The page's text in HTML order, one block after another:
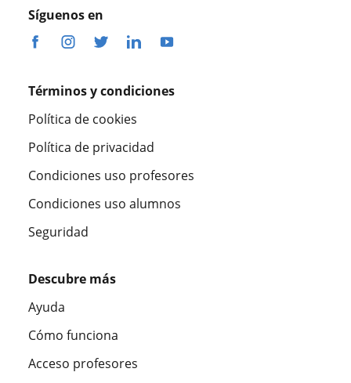
Síguenos en
Términos y condiciones
Política de cookies
Política de privacidad
Condiciones uso profesores
Condiciones uso alumnos
Seguridad
Descubre más
Ayuda
Cómo funciona
Acceso profesores